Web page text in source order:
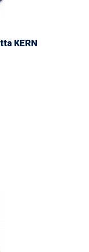
KERN